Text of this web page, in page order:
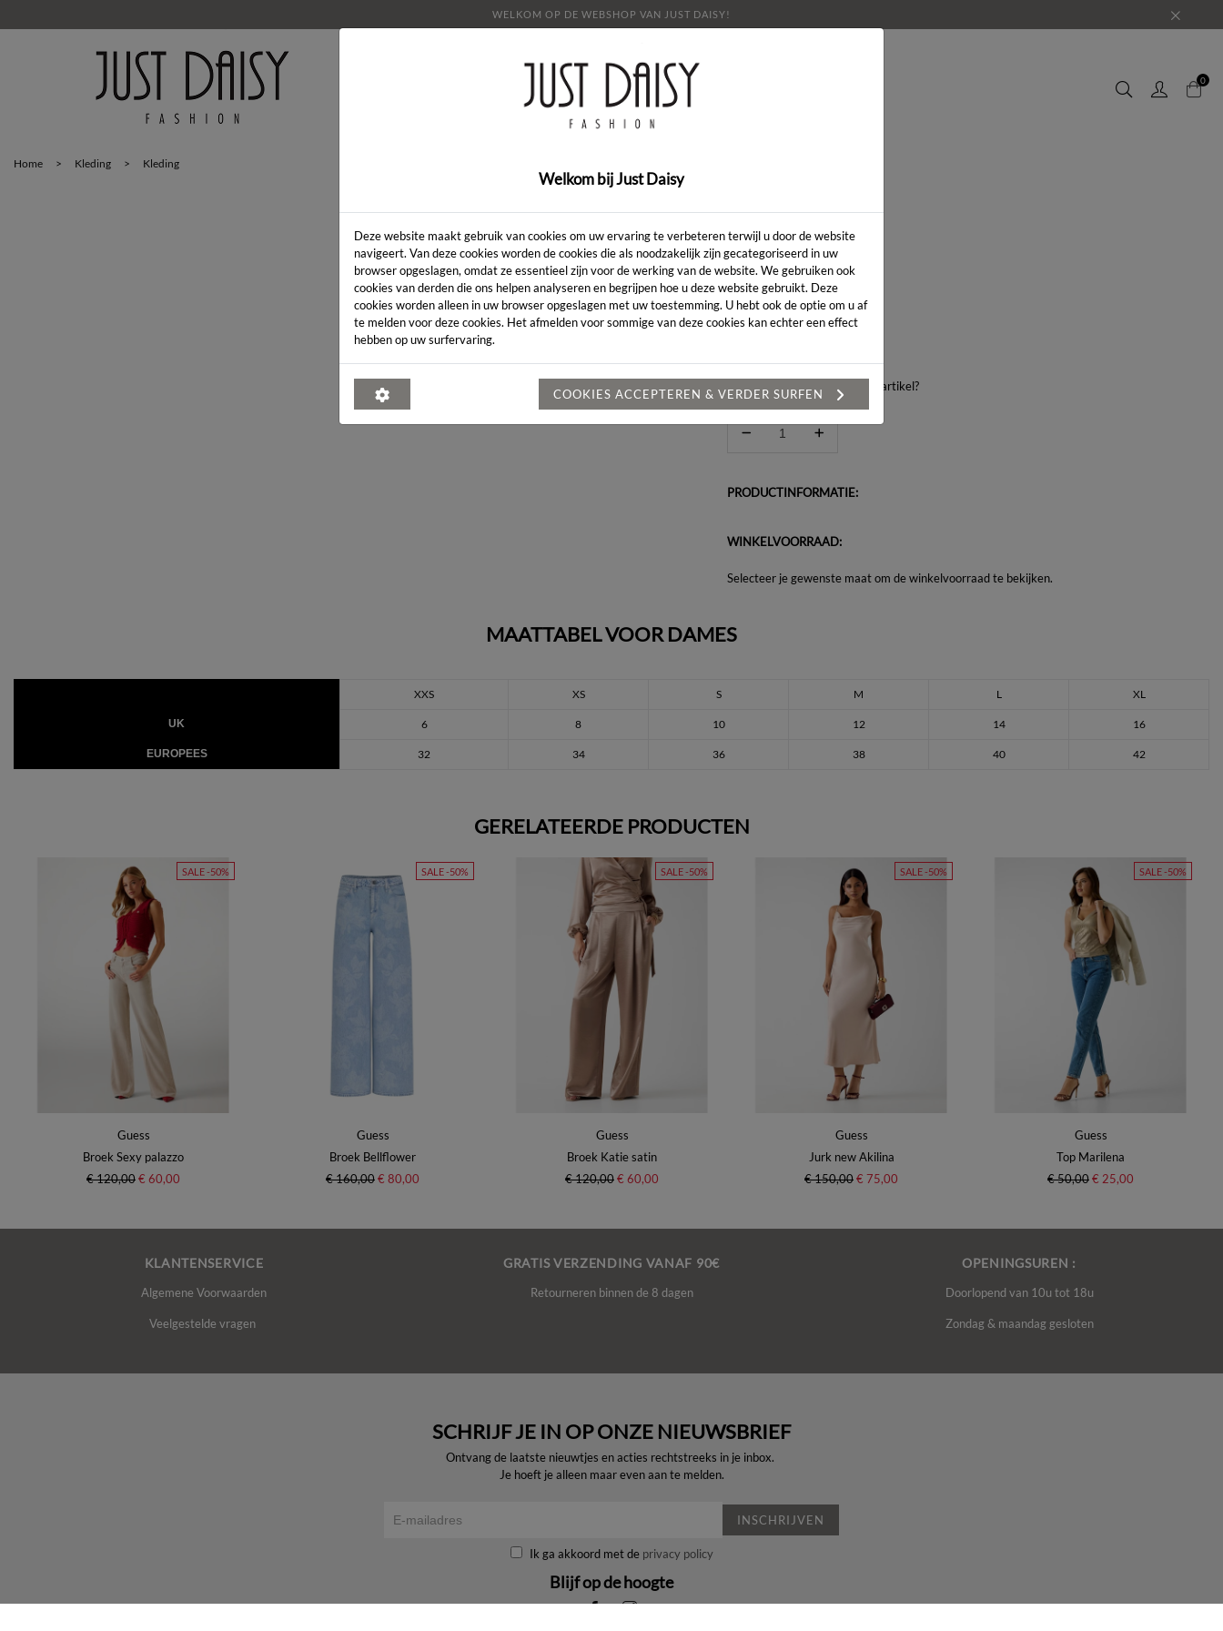
WELKOM OP DE WEBSHOP VAN JUST DAISY!
SALE OVER ONS LOOKBOOK
CONTACT
0
Home > Kleding > Kleding
LENGTE: *
KLEUR:
Heeft u een vraag over dit artikel?
PRODUCTINFORMATIE:
WINKELVOORRAAD:
Selecteer je gewenste maat om de winkelvoorraad te bekijken.
MAATTABEL VOOR DAMES
XXS XS S M L XL
UK 6 8 10 12 14 16
EUROPEES 32 34 36 38 40 42
GERELATEERDE PRODUCTEN
SALE -50%
Guess
Broek Sexy palazzo
€ 120,00€ 60,00
SALE -50%
Guess
Broek Bellflower
€ 160,00€ 80,00
SALE -50%
Guess
Broek Katie satin
€ 120,00€ 60,00
SALE -50%
Guess
Jurk new Akilina
€ 150,00€ 75,00
SALE -50%
Guess
Top Marilena
€ 50,00€ 25,00
KLANTENSERVICE
Algemene Voorwaarden
Veelgestelde vragen
GRATIS VERZENDING VANAF 90€
Retourneren binnen de 8 dagen
OPENINGSUREN :
Doorlopend van 10u tot 18u
Zondag & maandag gesloten
Welkom bij Just Daisy
Deze website maakt gebruik van cookies om uw ervaring te verbeteren terwijl u door de website
navigeert. Van deze cookies worden de cookies die als noodzakelijk zijn gecategoriseerd in uw
browser opgeslagen, omdat ze essentieel zijn voor de werking van de website. We gebruiken ook
cookies van derden die ons helpen analyseren en begrijpen hoe u deze website gebruikt. Deze
cookies worden alleen in uw browser opgeslagen met uw toestemming. U hebt ook de optie om u af
te melden voor deze cookies. Het afmelden voor sommige van deze cookies kan echter een effect
hebben op uw surfervaring.
COOKIES ACCEPTEREN & VERDER SURFEN
SCHRIJF JE IN OP ONZE NIEUWSBRIEF
Ontvang de laatste nieuwtjes en acties rechtstreeks in je inbox.
Je hoeft je alleen maar even aan te melden.
INSCHRIJVEN
Ik ga akkoord met de privacy policy
Blijf op de hoogte